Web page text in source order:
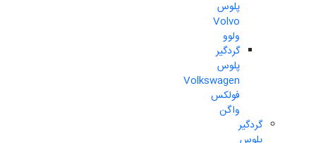
پلوس
Volvo
ولوو
گردگیر
پلوس
Volkswagen
فولکس
واگن
گردگیر